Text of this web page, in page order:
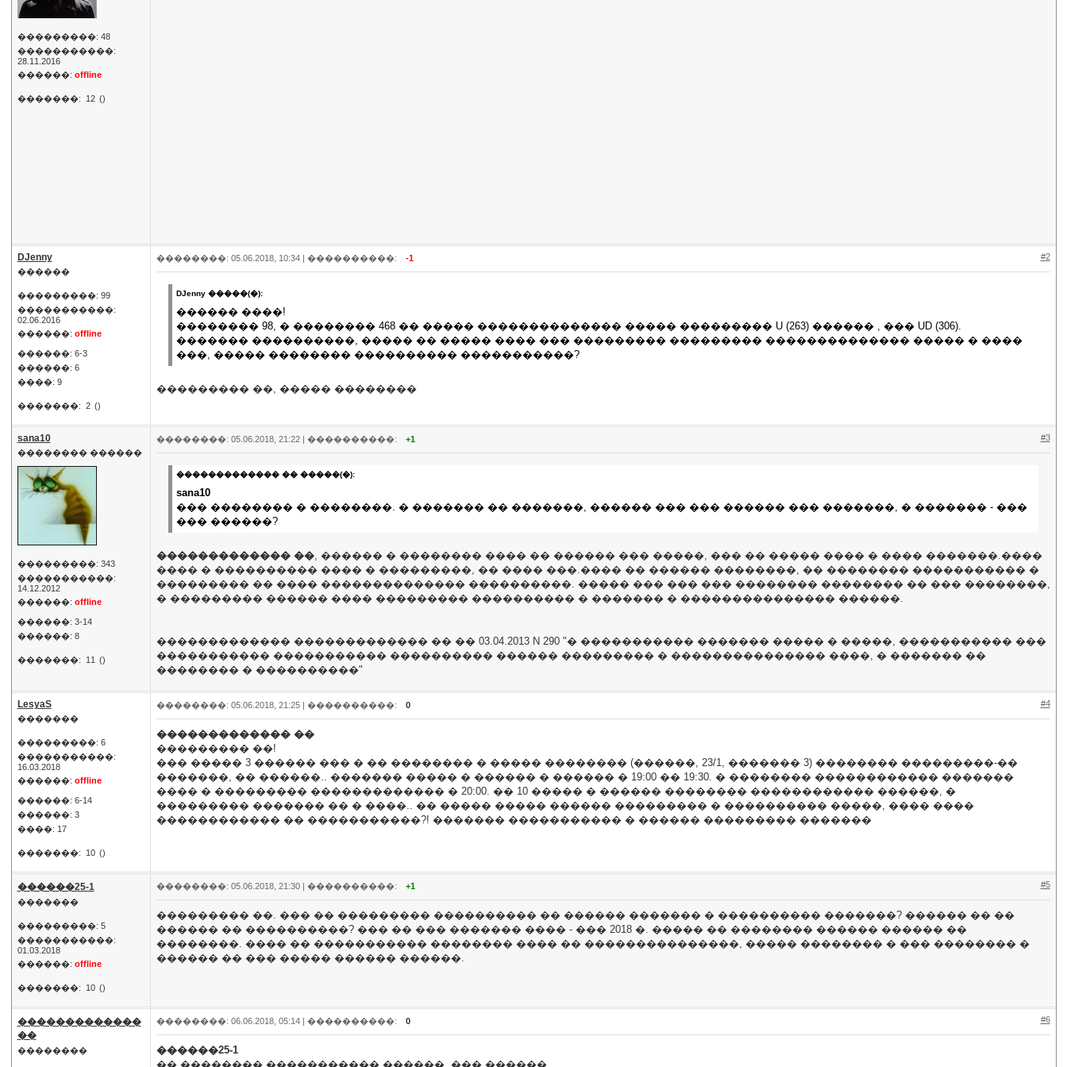
���������: 48
�����������:
28.11.2016
������: offline
�������: 12 ()
DJenny
������
���������: 99
�����������:
02.06.2016
������: offline
������: 6-3
������: 6
����: 9
�������: 2 ()
��������: 05.06.2018, 10:34 | ����������: -1 #2
DJenny �����(�):
������ ����!
�������� 98, � �������� 468 �� ����� �������������� ����� ��������� U (263) ������ , ��� UD (306).
������� ����������, ����� �� ����� ���� ��� ��������� ��������� �������������� ����� � ����
���, ����� �������� ���������� �����������?
��������� ��, ����� ��������
sana10
�������� ������
���������: 343
�����������:
14.12.2012
������: offline
������: 3-14
������: 8
�������: 11 ()
��������: 05.06.2018, 21:22 | ����������: +1 #3
������������� �� �����(�):
sana10
��� �������� � ��������. � ������� �� �������, ������ ��� ��� ������ ��� �������, � ������� - ���
��� ������?
������������� ��, ������ � �������� ���� �� ������ ��� �����, ��� �� ����� ���� � ���� �������.����
���� � ���������� ���� � ���������, �� ���� ���.���� �� ������ ��������, �� �������� ����������� �
��������� �� ���� �������������� ����������. ����� ��� ��� ��� �������� �������� �� ��� ��������,
� ��������� ������ ���� ��������� ���������� � ������� � ��������������� ������.
������������� ������������� �� �� 03.04.2013 N 290 "� ����������� ������� ����� � �����, ����������� ���
����������� ����������� ���������� ������ ��������� � ��������������� ����, � ������� ��
�������� � ����������"
LesyaS
�������
���������: 6
�����������:
16.03.2018
������: offline
������: 6-14
������: 3
����: 17
�������: 10 ()
��������: 05.06.2018, 21:25 | ����������: 0 #4
������������� ��
��������� ��!
��� ����� 3 ������ ��� � �� �������� � ����� �������� (������, 23/1, ������� 3) �������� ���������-��
�������, �� ������.. ������� ����� � ������ � ������ � 19:00 �� 19:30. � �������� ������������ �������
���� � ��������� ������������� � 20:00. �� 10 ����� � ������ �������� ������������ ������, �
��������� ������� �� � ����.. �� ����� ����� ������ ��������� � ���������� �����, ���� ����
������������ �� �����������?! ������� ����������� � ������ ��������� �������
������25-1
�������
���������: 5
�����������:
01.03.2018
������: offline
�������: 10 ()
��������: 05.06.2018, 21:30 | ����������: +1 #5
��������� ��. ��� �� ��������� ���������� �� ������ ������� � ���������� �������? ������ �� ��
������ �� ����������? ��� �� ��� ������� ���� - ��� 2018 �. ����� �� �������� ������ ������ ��
��������. ���� �� ����������� �������� ���� �� ���������������, ����� �������� � ��� �������� �
������ �� ��� ����� ������ ������.
�������������
��
��������
��������: 06.06.2018, 05:14 | ����������: 0 #6
������25-1
�� �������� ����������� ������, ��� ������.